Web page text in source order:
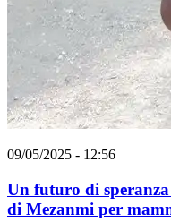
09/05/2025 - 12:56
Un futuro di
di Mezanmi per